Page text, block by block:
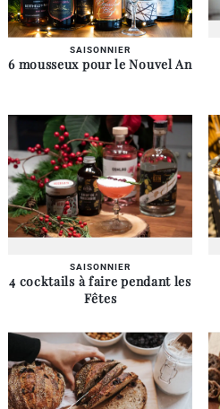
SAISONNIER
6 mousseux pour le Nouvel An
SAISONNIER
4 cocktails à faire pendant les
Fêtes